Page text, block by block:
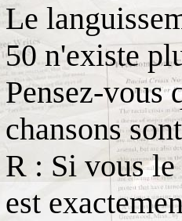
Le
50 n'existe
Pensez-vous
chansons
R : Si vous le
est